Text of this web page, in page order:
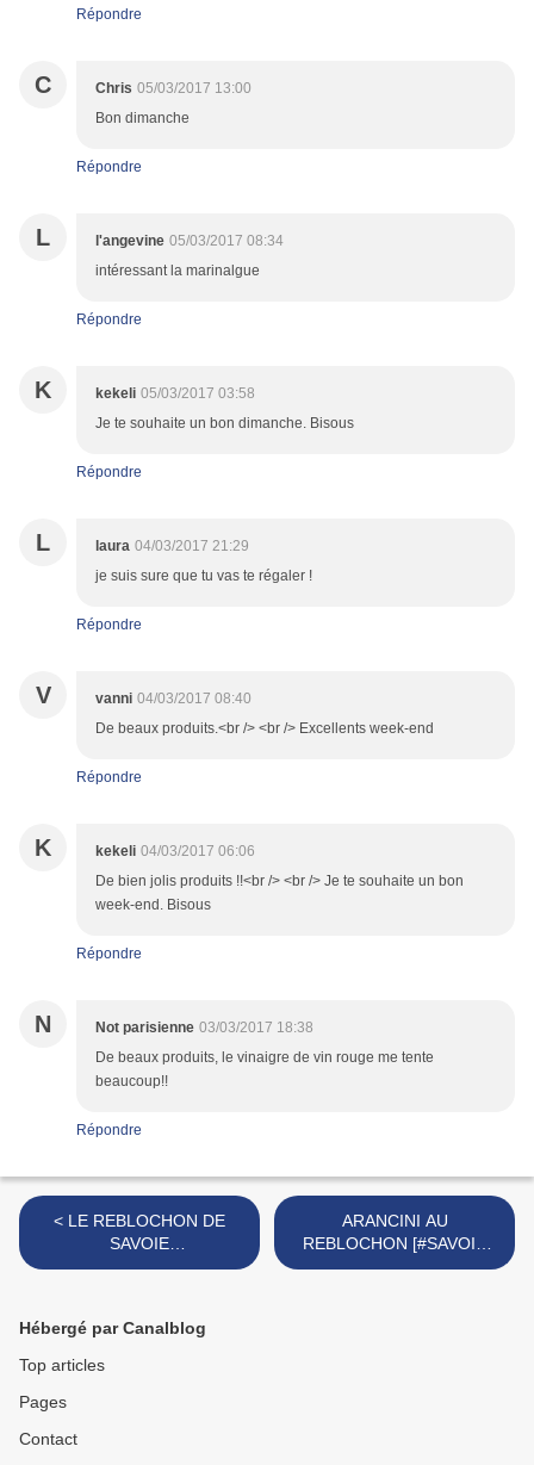
Répondre
C Chris 05/03/2017 13:00
Bon dimanche
Répondre
L l'angevine 05/03/2017 08:34
intéressant la marinalgue
Répondre
K kekeli 05/03/2017 03:58
Je te souhaite un bon dimanche. Bisous
Répondre
L laura 04/03/2017 21:29
je suis sure que tu vas te régaler !
Répondre
V vanni 04/03/2017 08:40
De beaux produits.<br /> <br /> Excellents week-end
Répondre
K kekeli 04/03/2017 06:06
De bien jolis produits !!<br /> <br /> Je te souhaite un bon
week-end. Bisous
Répondre
N Not parisienne 03/03/2017 18:38
De beaux produits, le vinaigre de vin rouge me tente
beaucoup!!
Répondre
< LE REBLOCHON DE
SAVOIE
[#REBLOCHONDESAVOIE
ARANCINI AU
REBLOCHON [#SAVOIE
#FROMAGE #CHEESE
Hébergé par Canalblog
Top articles
Pages
Contact